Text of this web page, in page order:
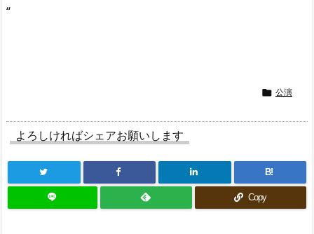
“
 公演
よろしければシェアお願いします
B!
Copy